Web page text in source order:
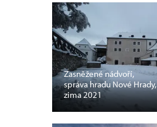
Zasněžené nádvoří,
správa hradu Nové Hrady,
zima 2021